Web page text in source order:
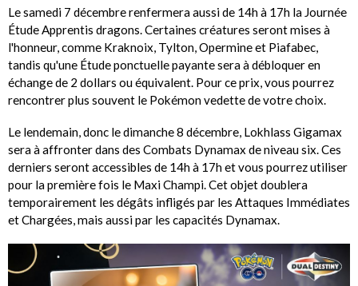
Le samedi 7 décembre renfermera aussi de 14h à 17h la Journée
Étude Apprentis dragons. Certaines créatures seront mises à
l'honneur, comme Kraknoix, Tylton, Opermine et Piafabec,
tandis qu'une Étude ponctuelle payante sera à débloquer en
échange de 2 dollars ou équivalent. Pour ce prix, vous pourrez
rencontrer plus souvent le Pokémon vedette de votre choix.
Le lendemain, donc le dimanche 8 décembre, Lokhlass Gigamax
sera à affronter dans des Combats Dynamax de niveau six. Ces
derniers seront accessibles de 14h à 17h et vous pourrez utiliser
pour la première fois le Maxi Champi. Cet objet doublera
temporairement les dégâts infligés par les Attaques Immédiates
et Chargées, mais aussi par les capacités Dynamax.